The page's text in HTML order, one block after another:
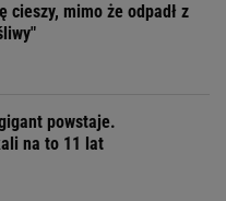
cieszy, mimo że odpadł z
powstaje.
na to 11 lat